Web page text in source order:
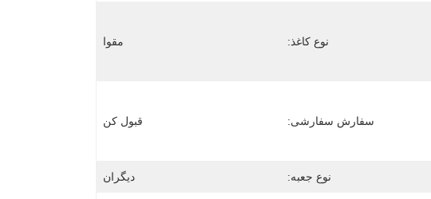
نوع کاغذ: مقوا
سفارش سفارشی: قبول کن
نوع جعبه: دیگران